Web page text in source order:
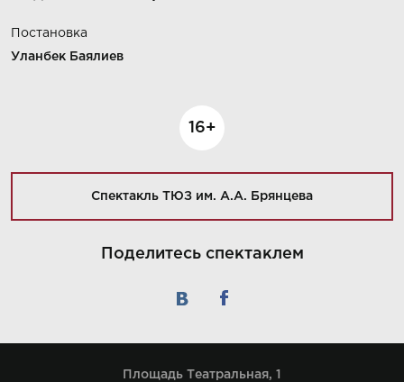
Постановка
Уланбек Баялиев
16+
Спектакль ТЮЗ им. А.А. Брянцева
Поделитесь спектаклем
Площадь Театральная, 1